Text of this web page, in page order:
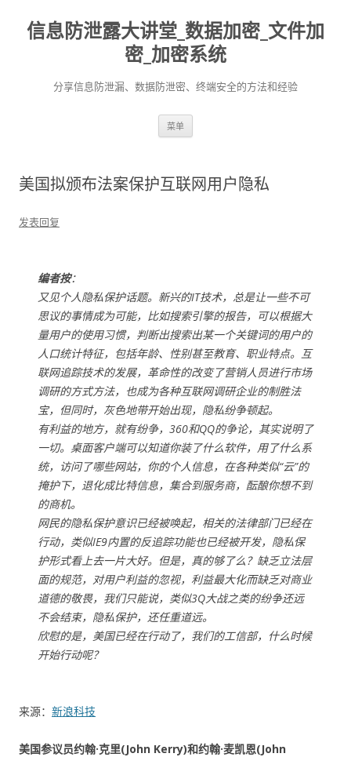
信息防泄露大讲堂_数据加密_文件加
密_加密系统
分享信息防泄漏、数据防泄密、终端安全的方法和经验
菜单
美国拟颁布法案保护互联网用户隐私
发表回复
编者按：
又见个人隐私保护话题。新兴的IT技术，总是让一些不可
思议的事情成为可能，比如搜索引擎的报告，可以根据大
量用户的使用习惯，判断出搜索出某一个关键词的用户的
人口统计特征，包括年龄、性别甚至教育、职业特点。互
联网追踪技术的发展，革命性的改变了营销人员进行市场
调研的方式方法，也成为各种互联网调研企业的制胜法
宝，但同时，灰色地带开始出现，隐私纷争顿起。
有利益的地方，就有纷争，360和QQ的争论，其实说明了
一切。桌面客户端可以知道你装了什么软件，用了什么系
统，访问了哪些网站，你的个人信息，在各种类似“云”的
掩护下，退化成比特信息，集合到服务商，酝酿你想不到
的商机。
网民的隐私保护意识已经被唤起，相关的法律部门已经在
行动，类似IE9内置的反追踪功能也已经被开发，隐私保
护形式看上去一片大好。但是，真的够了么？缺乏立法层
面的规范，对用户利益的忽视，利益最大化而缺乏对商业
道德的敬畏，我们只能说，类似3Q大战之类的纷争还远
不会结束，隐私保护，还任重道远。
欣慰的是，美国已经在行动了，我们的工信部，什么时候
开始行动呢？
来源： 新浪科技
美国参议员约翰·克里(John Kerry)和约翰·麦凯恩(John